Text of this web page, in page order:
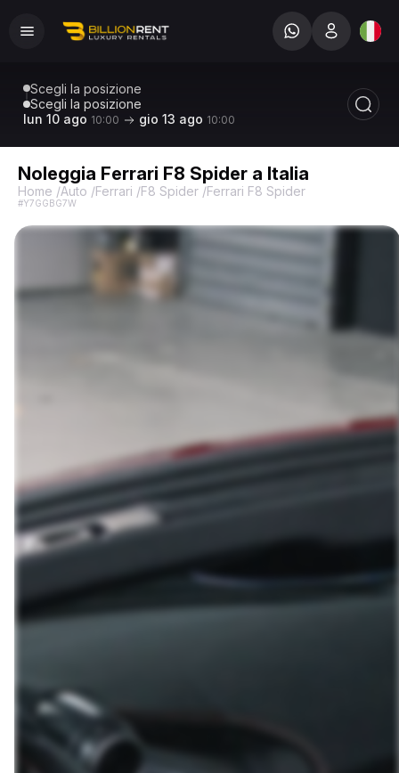
Scegli la posizione
Scegli la posizione
lun 10 ago 10:00 gio 13 ago 10:00
Noleggia Ferrari F8 Spider a Italia
Home /Auto /Ferrari /F8 Spider /Ferrari F8 Spider
#Y7GGBG7W